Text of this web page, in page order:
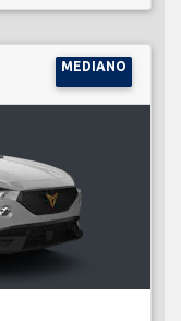
MEDIANO